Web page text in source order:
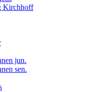
Kirchhoff
jun.
sen.